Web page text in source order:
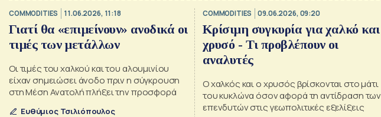
COMMODITIES 11.06.2026, 11:18
Γιατί θα «επιμείνουν» ανοδικά οι
τιμές των μετάλλων
Οι τιμές του χαλκού και του αλουμινίου
είχαν σημειώσει άνοδο πριν η σύγκρουση
στη Μέση Ανατολή πλήξει την προσφορά
Ευθύμιος Τσιλιόπουλος
COMMODITIES 09.06.2026, 09:20
Κρίσιμη συγκυρία για χαλκό και
χρυσό - Τι προβλέπουν οι
αναλυτές
Ο χαλκός και ο χρυσός βρίσκονται στο μάτι
του κυκλώνα όσον αφορά τη αντίδραση των
επενδυτών στις γεωπολιτικές εξελίξεις